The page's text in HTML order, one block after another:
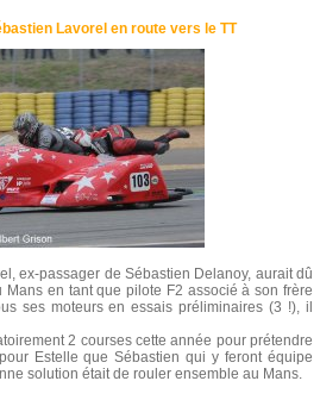
Lavorel en route vers le TT
ex-passager de Sébastien Delanoy, aurait dû
en tant que pilote F2 associé à son frère
ses moteurs en essais préliminaires (3 !), il
2 courses cette année pour prétendre
Estelle que Sébastien qui y feront équipe
solution était de rouler ensemble au Mans.